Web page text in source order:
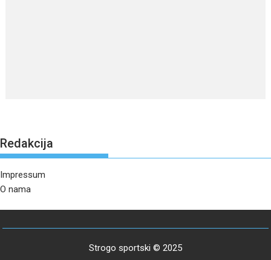
Redakcija
Impressum
O nama
Strogo sportski © 2025